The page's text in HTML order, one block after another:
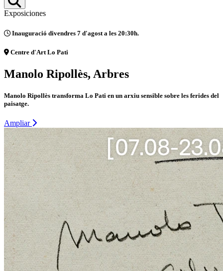
Exposiciones
Inauguració divendres 7 d'agost a les 20:30h.
Centre d'Art Lo Pati
Manolo Ripollès, Arbres
Manolo Ripollès transforma Lo Pati en un arxiu sensible sobre les ferides del
paisatge.
Ampliar